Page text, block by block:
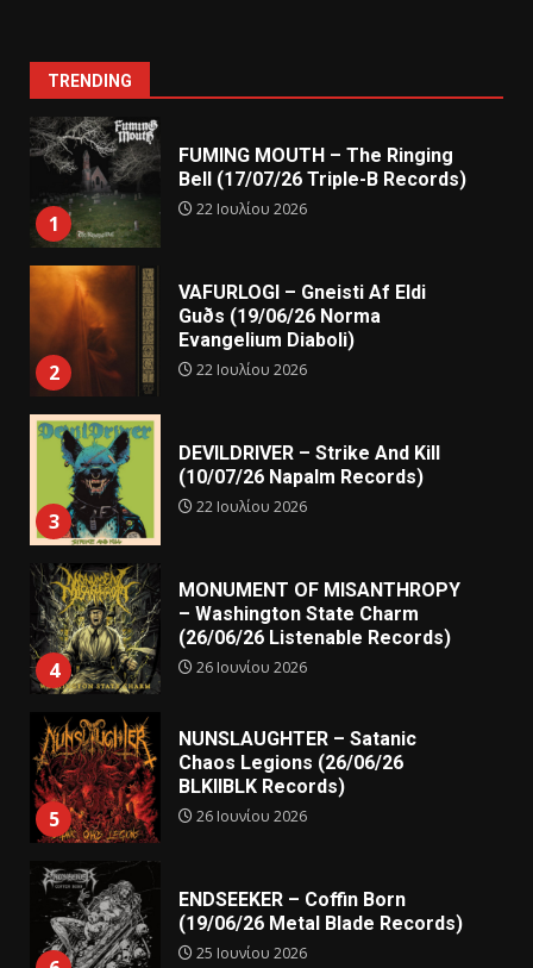
TRENDING
1
FUMING MOUTH – The Ringing
Bell (17/07/26 Triple-B Records)
22 Ιουλίου 2026
2
VAFURLOGI – Gneisti Af Eldi
Guðs (19/06/26 Norma
Evangelium Diaboli)
22 Ιουλίου 2026
3
DEVILDRIVER – Strike And Kill
(10/07/26 Napalm Records)
22 Ιουλίου 2026
4
MONUMENT OF MISANTHROPY
– Washington State Charm
(26/06/26 Listenable Records)
26 Ιουνίου 2026
5
NUNSLAUGHTER – Satanic
Chaos Legions (26/06/26
BLKIIBLK Records)
26 Ιουνίου 2026
ENDSEEKER – Coffin Born
(19/06/26 Metal Blade Records)
25 Ιουνίου 2026